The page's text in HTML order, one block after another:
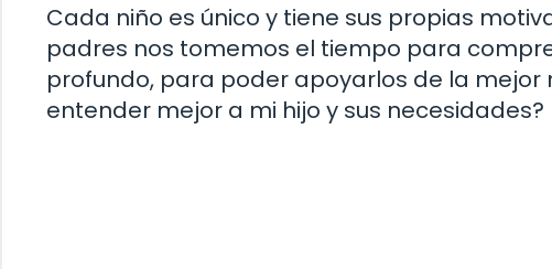
Cada niño es único y tiene sus propias
padres nos tomemos el tiempo para
profundo, para poder apoyarlos de la
entender mejor a mi hijo y sus necesidades?